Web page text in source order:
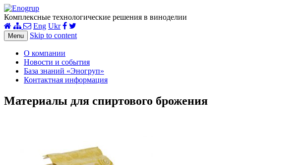
Комплексные технологические решения в виноделии
Eng Ukr
Menu Skip to content
О компании
Новости и события
База знаний «Эногруп»
Контактная информация
Материалы для спиртового брожения